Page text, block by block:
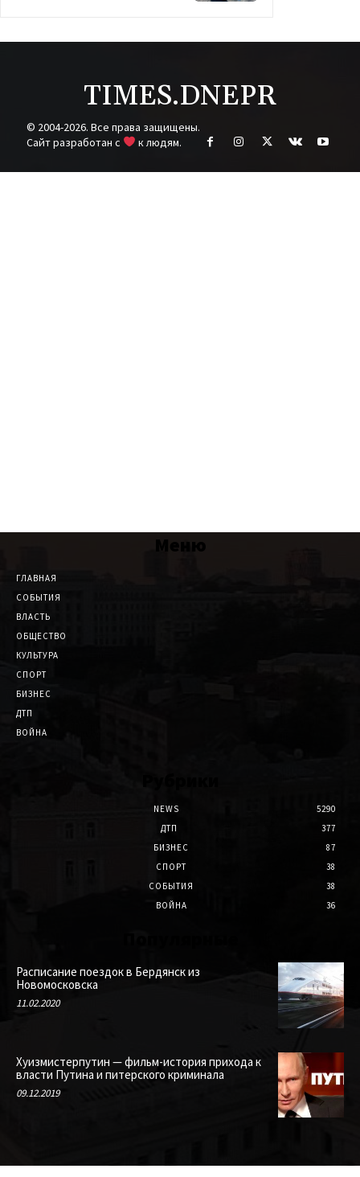
TIMES.DNEPR
© 2004-2026. Все права защищены.
Cайт разработан с
к людям.
Меню
ГЛАВНАЯ
СОБЫТИЯ
ВЛАСТЬ
ОБЩЕСТВО
КУЛЬТУРА
СПОРТ
БИЗНЕС
ДТП
ВОЙНА
NEWS
5290
ДТП
377
БИЗНЕС
87
СПОРТ
38
СОБЫТИЯ
38
ВОЙНА
36
Расписание поездок в Бердянск из
Новомосковска
11.02.2020
Хуизмистерпутин — фильм-история прихода к
власти Путина и питерского криминала
09.12.2019